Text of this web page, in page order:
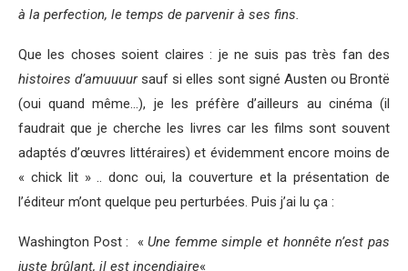
à la perfection, le temps de parvenir à ses fins.
Que les choses soient claires : je ne suis pas très fan des
histoires d’amuuuursauf si elles sont signé Austen ou Brontë
(oui quand même…), je les préfère d’ailleurs au cinéma (il
faudrait que je cherche les livres car les films sont souvent
adaptés d’œuvres littéraires) et évidemment encore moins de
« chick lit » .. donc oui, la couverture et la présentation de
l’éditeur m’ont quelque peu perturbées. Puis j’ai lu ça :
Washington Post : «Une femme simple et honnête n’est pas
juste brûlant, il est incendiaire«